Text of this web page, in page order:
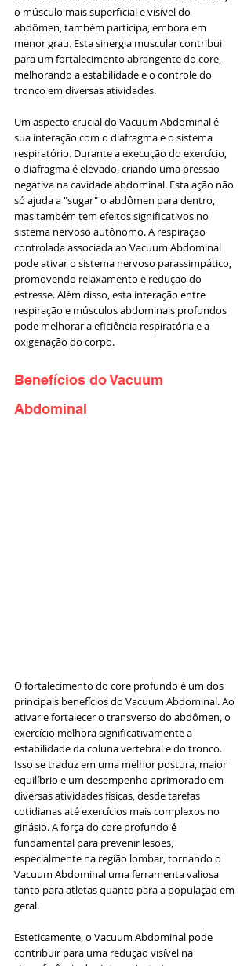
o músculo mais superficial e visível do
abdômen, também participa, embora em
menor grau. Esta sinergia muscular contribui
para um fortalecimento abrangente do core,
melhorando a estabilidade e o controle do
tronco em diversas atividades.
Um aspecto crucial do Vacuum Abdominal é
sua interação com o diafragma e o sistema
respiratório. Durante a execução do exercício,
o diafragma é elevado, criando uma pressão
negativa na cavidade abdominal. Esta ação não
só ajuda a "sugar" o abdômen para dentro,
mas também tem efeitos significativos no
sistema nervoso autônomo. A respiração
controlada associada ao Vacuum Abdominal
pode ativar o sistema nervoso parassimpático,
promovendo relaxamento e redução do
estresse. Além disso, esta interação entre
respiração e músculos abdominais profundos
pode melhorar a eficiência respiratória e a
oxigenação do corpo.
Benefícios do Vacuum
Abdominal
O fortalecimento do core profundo é um dos
principais benefícios do Vacuum Abdominal. Ao
ativar e fortalecer o transverso do abdômen, o
exercício melhora significativamente a
estabilidade da coluna vertebral e do tronco.
Isso se traduz em uma melhor postura, maior
equilíbrio e um desempenho aprimorado em
diversas atividades físicas, desde tarefas
cotidianas até exercícios mais complexos no
ginásio. A força do core profundo é
fundamental para prevenir lesões,
especialmente na região lombar, tornando o
Vacuum Abdominal uma ferramenta valiosa
tanto para atletas quanto para a população em
geral.
Esteticamente, o Vacuum Abdominal pode
contribuir para uma redução visível na